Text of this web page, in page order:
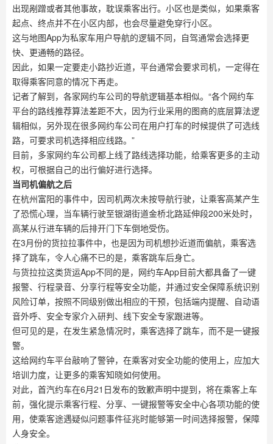
出现剐蹭或者其他事故，耽误乘客出行。小区也是类似，如果乘客
起点、终点并不在小区内部，也会尽量避免穿行小区。
这与地图App为私家车用户导航的逻辑不同，自驾通常会选择更
快、更通畅的路径。
因此，如果一定要走小路抄近道，平台通常会要求司机，一定得在
取得乘客同意的情况下再走。
记者了解到，各家网约车公司的导航逻辑基本相似。“各个网约车
平台的路线推荐算法差距不大，因为行业采用的图商的底层算法逻
辑相似，另外现在很多网约车公司在用户打车的时候提供了可选线
路，可要求司机选择相应线路。”
目前，多家网约车公司都上线了路线选择功能，给乘客更多的主动
权，可根据自己的出行偏好进行选择。
当司机偏航之后
在杭州富阳的事件中，因司机两次未按导航行驶，让乘客高某产生
了恐慌心理，当车辆行驶至银湖街道金桥北路延伸段200米处时，
高某从行进车辆的后排开门下车倒地受伤。
在3月份的货拉拉事件中，也是因为司机想抄近道而偏航，乘客选
择了跳车，令人心痛不已的是，乘客跳车后身亡。
与货拉拉这类货运App不同的是，网约车App目前大都具备了一键
报警、行程录音、分享行程等安全功能，并通过安全保障系统识别
风险订单，按照不同级别做出相应的干预，包括端内提醒、自动语
音外呼、安全专家介入研判、线下安全专家跟进等。
但可见的是，在发生紧急情况时，乘客选择了跳车，而不是一键报
警。
这给网约车平台敲响了警钟，在乘客对安全功能的使用上，应加大
培训力度，让更多的乘客知晓如何使用。
对此，首汽约车在6月21日发布的致歉声明中提到，将在乘客上车
前，强化提示乘客行程、分享、一键报警等安全中心各项功能的使
用，使乘客途遇疑似问题事件征兆时能够第一时间选择报警，保障
人身安全。